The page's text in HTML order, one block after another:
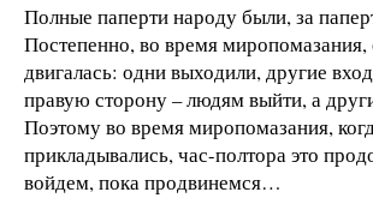
Полные паперти народу были, за
Постепенно, во время миропомазания,
двигалась: одни выходили, другие
правую сторону – людям выйти, а
Поэтому во время миропомазания,
прикладывались, час-полтора это
войдем, пока продвинемся…